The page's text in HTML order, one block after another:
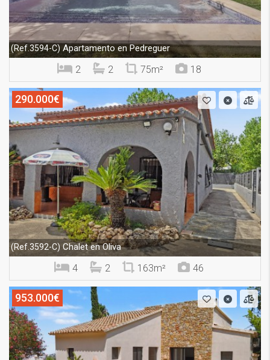
(Ref.3594-C) Apartamento en Pedreguer
2 2 75m² 18
290.000€
(Ref.3592-C) Chalet en Oliva
4 2 163m² 46
953.000€